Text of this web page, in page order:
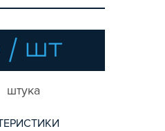
/ шт
штука